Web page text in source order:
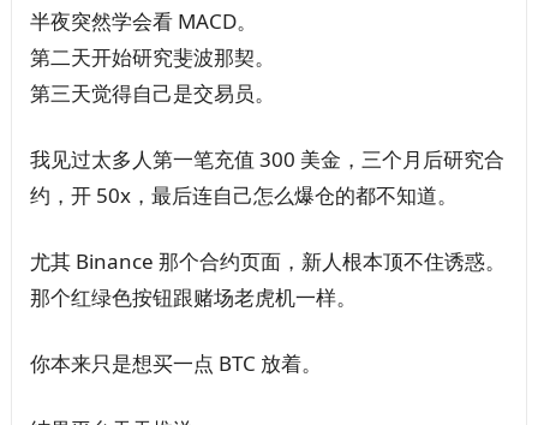
半夜突然学会看 MACD。
第二天开始研究斐波那契。
第三天觉得自己是交易员。
我见过太多人第一笔充值 300 美金，三个月后研究合
约，开 50x，最后连自己怎么爆仓的都不知道。
尤其 Binance 那个合约页面，新人根本顶不住诱惑。
那个红绿色按钮跟赌场老虎机一样。
你本来只是想买一点 BTC 放着。